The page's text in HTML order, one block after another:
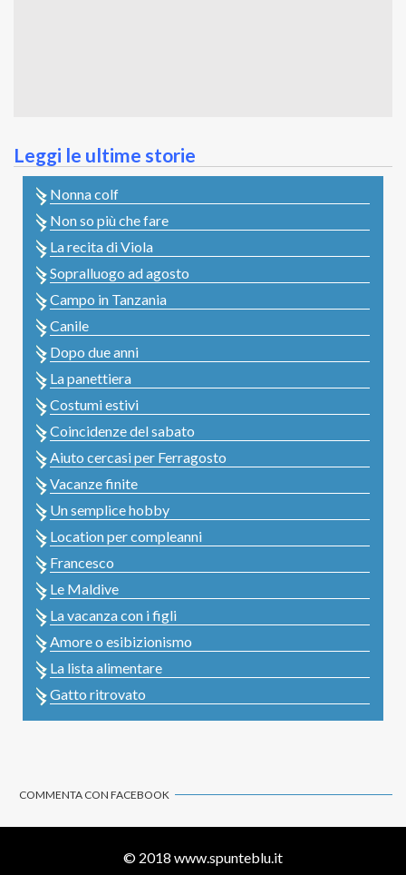
Leggi le ultime storie
Nonna colf
Non so più che fare
La recita di Viola
Sopralluogo ad agosto
Campo in Tanzania
Canile
Dopo due anni
La panettiera
Costumi estivi
Coincidenze del sabato
Aiuto cercasi per Ferragosto
Vacanze finite
Un semplice hobby
Location per compleanni
Francesco
Le Maldive
La vacanza con i figli
Amore o esibizionismo
La lista alimentare
Gatto ritrovato
COMMENTA CON FACEBOOK
© 2018 www.spunteblu.it